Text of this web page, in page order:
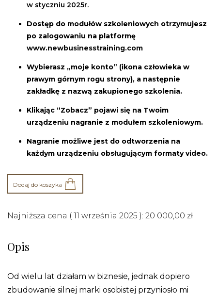
w styczniu 2025r.
Dostęp do modułów szkoleniowych otrzymujesz
po zalogowaniu na platformę
www.newbusinesstraining.com
Wybierasz „moje konto” (ikona człowieka w
prawym górnym rogu strony), a następnie
zakładkę z nazwą zakupionego szkolenia.
Klikając “Zobacz” pojawi się na Twoim
urządzeniu nagranie z modułem szkoleniowym.
Nagranie możliwe jest do odtworzenia na
każdym urządzeniu obsługującym formaty video.
Dodaj do koszyka
Najniższa cena ( 11 września 2025 ): 20 000,00 zł
Opis
Od wielu lat działam w biznesie, jednak dopiero
zbudowanie silnej marki osobistej przyniosło mi